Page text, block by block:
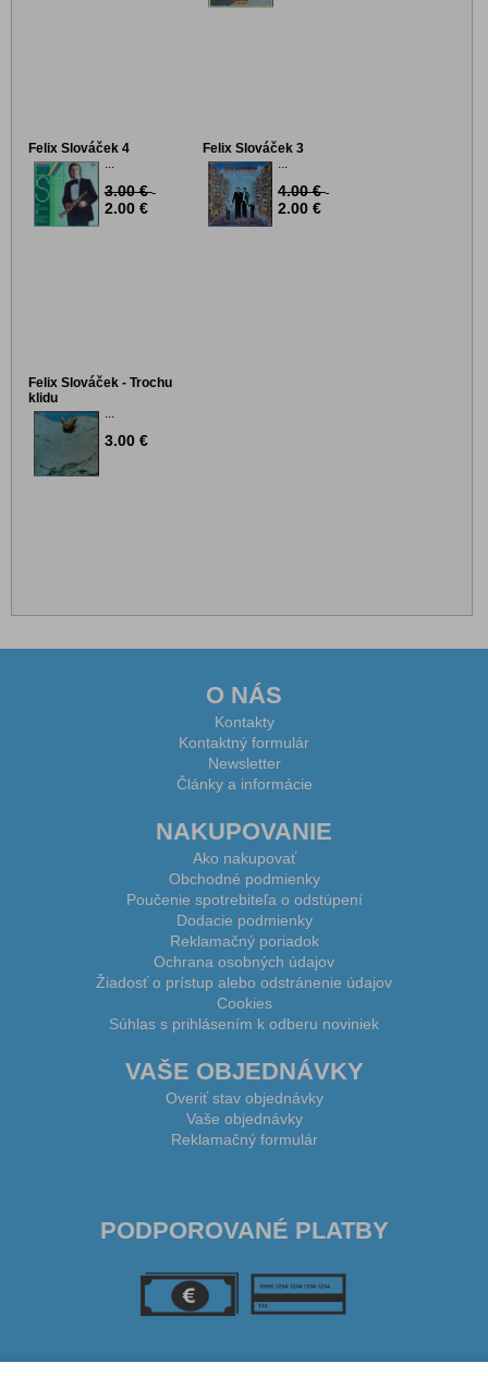
Felix Slováček 4
...
3.00 €
2.00 €
Felix Slováček 3
...
4.00 €
2.00 €
Felix Slováček - Trochu
klidu
...
3.00 €
O NÁS
Kontakty
Kontaktný formulár
Newsletter
Články a informácie
NAKUPOVANIE
Ako nakupovať
Obchodné podmienky
Poučenie spotrebiteľa o odstúpení
Dodacie podmienky
Reklamačný poriadok
Ochrana osobných údajov
Žiadosť o prístup alebo odstránenie údajov
Cookies
Súhlas s prihlásením k odberu noviniek
VAŠE OBJEDNÁVKY
Overiť stav objednávky
Vaše objednávky
Reklamačný formulár
PODPOROVANÉ PLATBY